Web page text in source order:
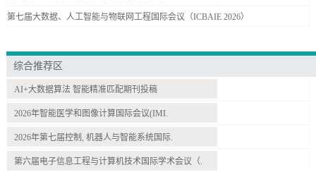
第七届大数据、人工智能与物联网工程国际会议（ICBAIE 2026）
综合推荐区
AI+大数据算法 智能精准匹配期刊投稿
2026年智能医学和图像计算国际会议(IMI.
2026年第七届控制, 机器人与智能系统国际.
第六届电子信息工程与计算机技术国际学术会议（.